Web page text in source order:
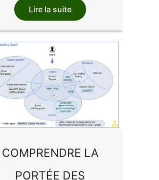
Lire la suite
COMPRENDRE LA
PORTÉE DES